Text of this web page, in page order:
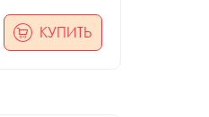
КУПИТЬ